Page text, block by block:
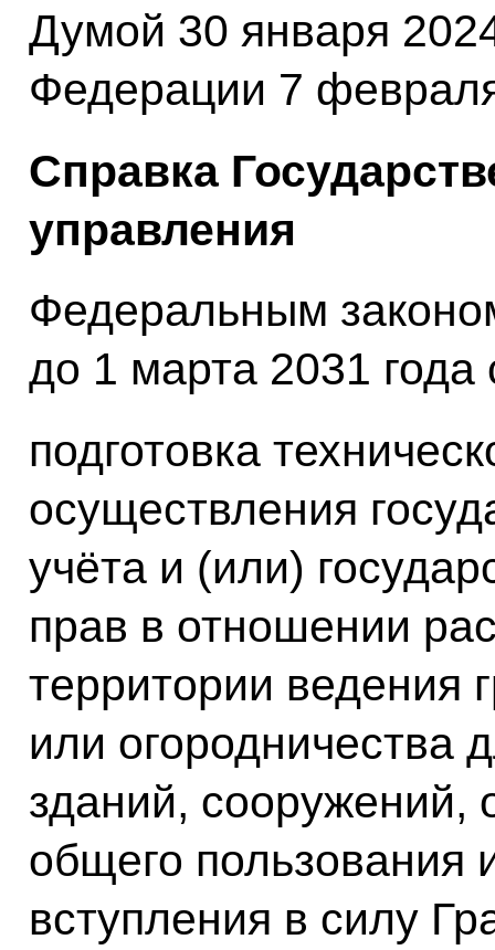
Думой 30 января
Федерации 7
Справка
управления
Федеральным
до 1 марта 2031 года
подготовка
осуществления
учёта и (или)
прав в отношении
территории ведения
или огородничества
зданий, сооружений,
общего пользования
вступления в силу